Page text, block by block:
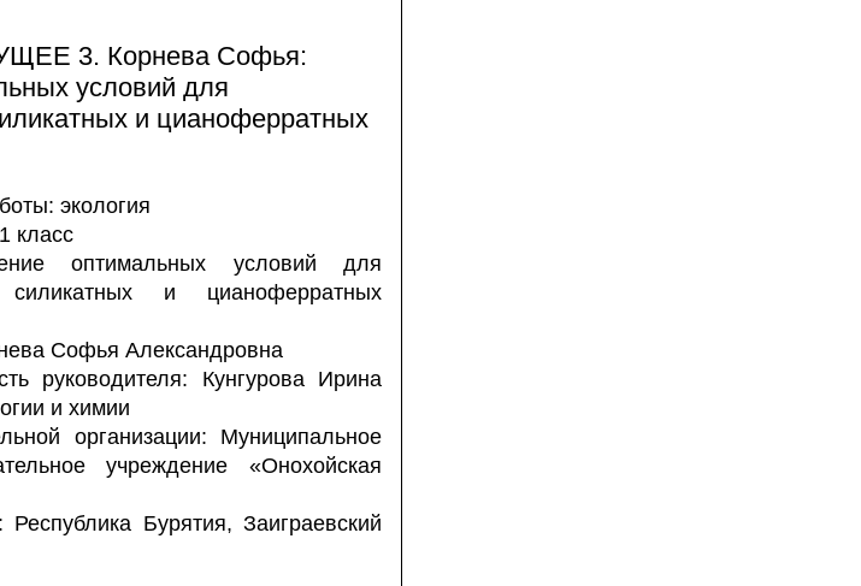
3. Корнева Софья:
условий для
и цианоферратных
экология
класс
оптимальных условий для
и цианоферратных
Софья Александровна
руководителя: Кунгурова Ирина
и химии
организации:
Муниципальное
учреждение «Онохойская
Республика Бурятия, Заиграевский